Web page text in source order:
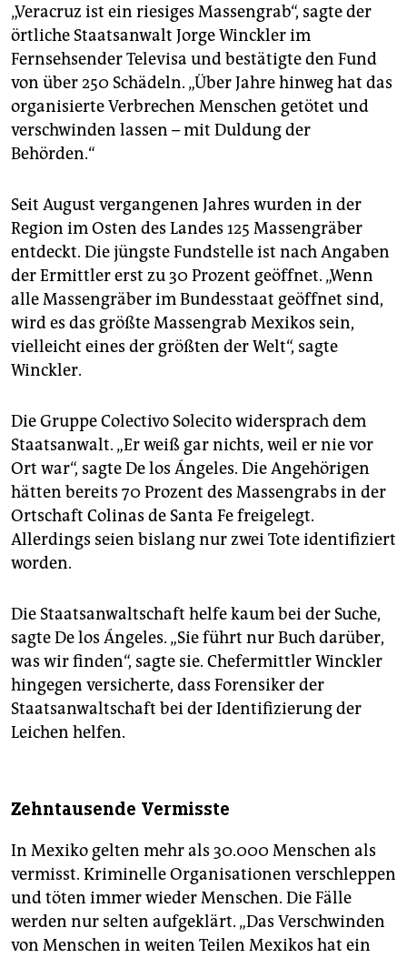
„Veracruz ist ein riesiges Massengrab“, sagte der
örtliche Staatsanwalt Jorge Winckler im
Fernsehsender Televisa und bestätigte den Fund
von über 250 Schädeln. „Über Jahre hinweg hat das
organisierte Verbrechen Menschen getötet und
verschwinden lassen – mit Duldung der
Behörden.“
Seit August vergangenen Jahres wurden in der
Region im Osten des Landes 125 Massengräber
entdeckt. Die jüngste Fundstelle ist nach Angaben
der Ermittler erst zu 30 Prozent geöffnet. „Wenn
alle Massengräber im Bundesstaat geöffnet sind,
wird es das größte Massengrab Mexikos sein,
vielleicht eines der größten der Welt“, sagte
Winckler.
Die Gruppe Colectivo Solecito widersprach dem
Staatsanwalt. „Er weiß gar nichts, weil er nie vor
Ort war“, sagte De los Ángeles. Die Angehörigen
hätten bereits 70 Prozent des Massengrabs in der
Ortschaft Colinas de Santa Fe freigelegt.
Allerdings seien bislang nur zwei Tote identifiziert
worden.
Die Staatsanwaltschaft helfe kaum bei der Suche,
sagte De los Ángeles. „Sie führt nur Buch darüber,
was wir finden“, sagte sie. Chefermittler Winckler
hingegen versicherte, dass Forensiker der
Staatsanwaltschaft bei der Identifizierung der
Leichen helfen.
Zehntausende Vermisste
In Mexiko gelten mehr als 30.000 Menschen als
vermisst. Kriminelle Organisationen verschleppen
und töten immer wieder Menschen. Die Fälle
werden nur selten aufgeklärt. „Das Verschwinden
von Menschen in weiten Teilen Mexikos hat ein